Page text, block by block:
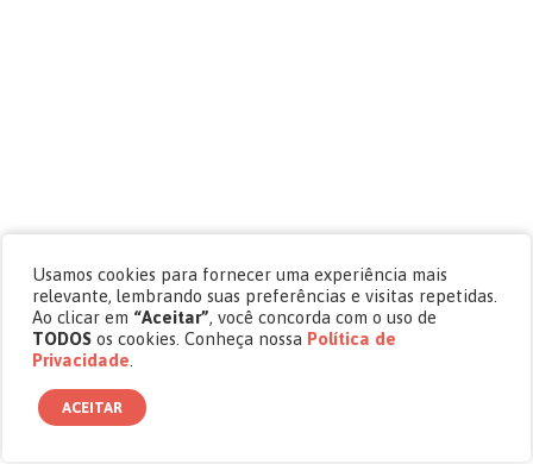
Usamos cookies para fornecer uma experiência mais
relevante, lembrando suas preferências e visitas repetidas.
Ao clicar em “Aceitar”, você concorda com o uso de
TODOS os cookies. Conheça nossa Política de
Privacidade
ACEITAR